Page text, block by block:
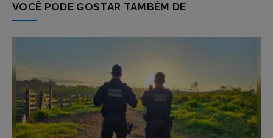
VOCÊ PODE GOSTAR TAMBÉM DE